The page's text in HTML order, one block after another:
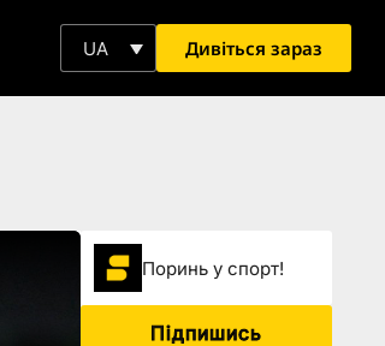
UA Дивіться зараз
Поринь у спорт!
Підпишись